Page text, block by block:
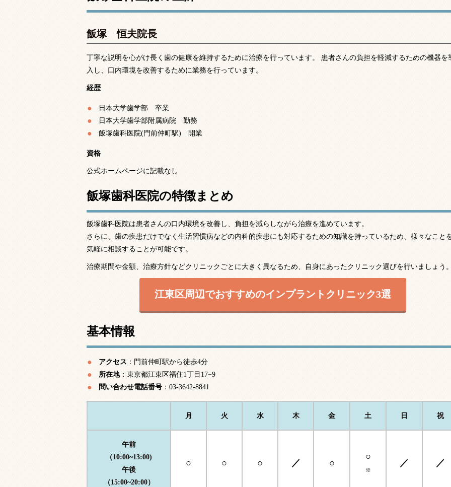
飯塚 恒夫院長
丁寧な説明を心がけ長く歯の健康を維持するために治療を行っています。 患者さんの負担を軽減するための機器を
入し、口内環境を改善するために業務を行っています。
経歴
日本大学歯学部 卒業
日本大学歯学部附属病院 勤務
飯塚歯科医院(門前仲町駅) 開業
資格
公式ホームページに記載なし
飯塚歯科医院の特徴まとめ
飯塚歯科医院は患者さんの口内環境を改善し、負担を減らしながら治療を進めています。
さらに、歯の疾患だけでなく生活習慣病などの内科的疾患にも対応するための知識を持っているため、様々なこと
気軽に相談することが可能です。
治療期間や金額、治療方針などクリニックごとに大きく異なるため、自身にあったクリニック選びを行いましょう
江東区周辺でおすすめのインプラントクリニック3選
基本情報
アクセス ：門前仲町駅から徒歩4分
所在地：東京都江東区福住1丁目17−9
問い合わせ電話番号 ：03-3642-8841
月 火 水 木 金 土 日 祝
午前
（10:00~13:00)
午後
（15:00~20:00）
○ ○ ○ ／ ○
○
※
／ ／